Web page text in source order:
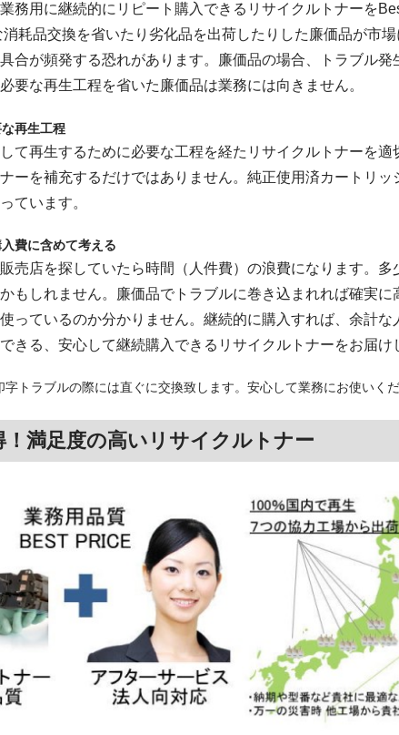
務用に継続的にリピート購入できるリサイクルトナーを
耗品交換を省いたり劣化品を出荷したりした廉価品が市
合が頻発する恐れがあります。廉価品の場合、トラブル発
要な再生工程を省いた廉価品は業務には向きません。
再生工程
て再生するために必要な工程を経たリサイクルトナーを
ーを補充するだけではありません。純正使用済カートリ
ています。
費に含めて考える
売店を探していたら時間（人件費）の浪費になります。
もしれません。廉価品でトラブルに巻き込まれれば確実
っているのか分かりません。継続的に購入すれば、余計
きる、安心して継続購入できるリサイクルトナーをお届け
字トラブルの際には直ぐに交換致します。安心して業務にお使いく
！満足度の高いリサイクルトナー